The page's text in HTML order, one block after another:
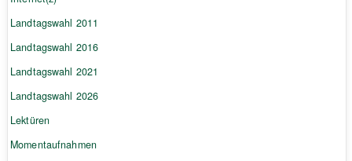
Landtagswahl 2011
Landtagswahl 2016
Landtagswahl 2021
Landtagswahl 2026
Lektüren
Momentaufnahmen